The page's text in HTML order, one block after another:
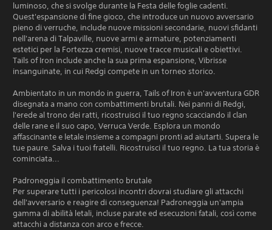
luminoso, che si svolge durante la Festa delle foglie cadenti.
Quest'espansione di fine gioco, che introduce un nuovo avversario
pieno di verruche, include nuove missioni secondarie, nuovi sfidanti
nell'arena di Talpaville, nuove armi e armature, potenziamenti
estetici per la Fortezza cremisi, nuove tracce musicali e obiettivi.
Tails of Iron include anche la sua prima espansione, Vibrisse
insanguinate, in cui Redgi compete in un torneo storico.
Ambientato in un mondo in guerra, Tails of Iron è un'avventura GDR
disegnata a mano con combattimenti brutali. Nei panni di Redgi,
l'erede al trono dei ratti, ricostruisci il tuo regno scacciando il clan
delle rane e il suo capo, Verruca Verde. Esplora un mondo
affascinante e letale insieme a compagni pronti ad aiutarti. Supera le
tue paure. Salva i tuoi fratelli. Ricostruisci il tuo regno. La tua storia è
cominciata...
Padroneggia il combattimento brutale
Per superare tutti i pericolosi incontri dovrai studiare gli attacchi
dell'avversario e reagire di conseguenza! Padroneggia un'ampia
gamma di abilità letali, incluse parate ed esecuzioni fatali, così come
attacchi a distanza con arco e frecce.